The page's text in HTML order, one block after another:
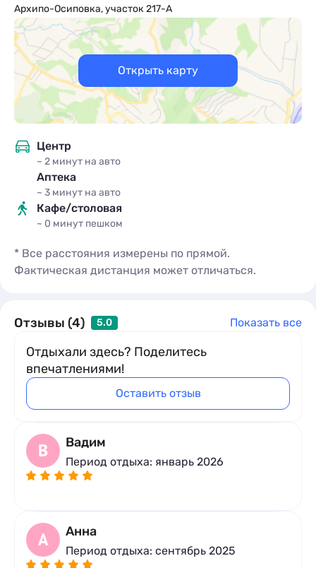
Архипо-Осиповка, участок 217-А
Открыть карту
Центр
~ 2 минут на авто
Аптека
~ 3 минут на авто
Кафе/столовая
~ 0 минут пешком
* Все расстояния измерены по прямой.
Фактическая дистанция может отличаться.
Отзывы (4) 5.0 Показать все
Отдыхали здесь? Поделитесь
впечатлениями!
Оставить отзыв
В Вадим
Период отдыха: январь 2026
А Анна
Период отдыха: сентябрь 2025